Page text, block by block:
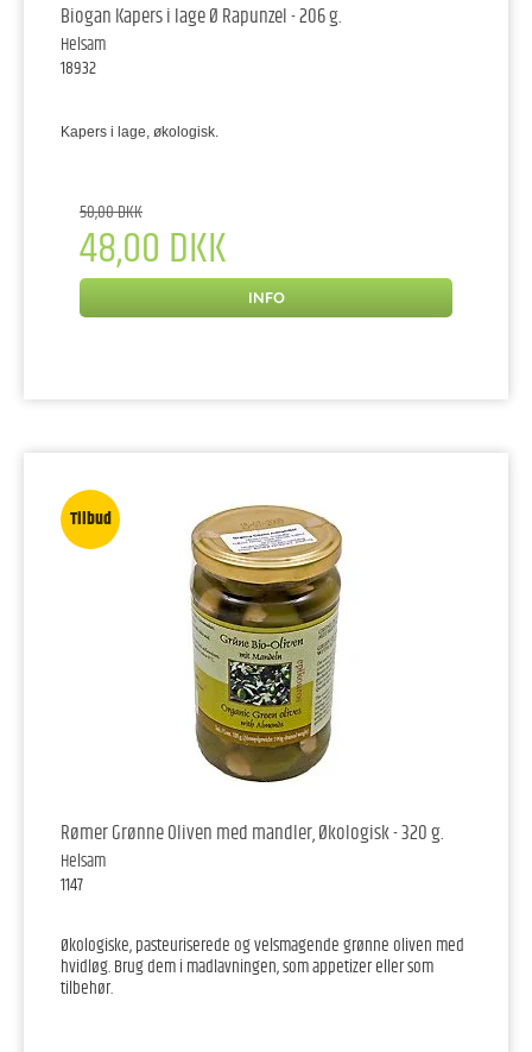
Biogan Kapers i lage Ø Rapunzel - 206 g.
Helsam
18932
Kapers i lage, økologisk.
50,00 DKK
48,00 DKK
INFO
Tilbud
Rømer Grønne Oliven med mandler, Økologisk - 320 g.
Helsam
1147
Økologiske, pasteuriserede og velsmagende grønne oliven med
hvidløg. Brug dem i madlavningen, som appetizer eller som
tilbehør.